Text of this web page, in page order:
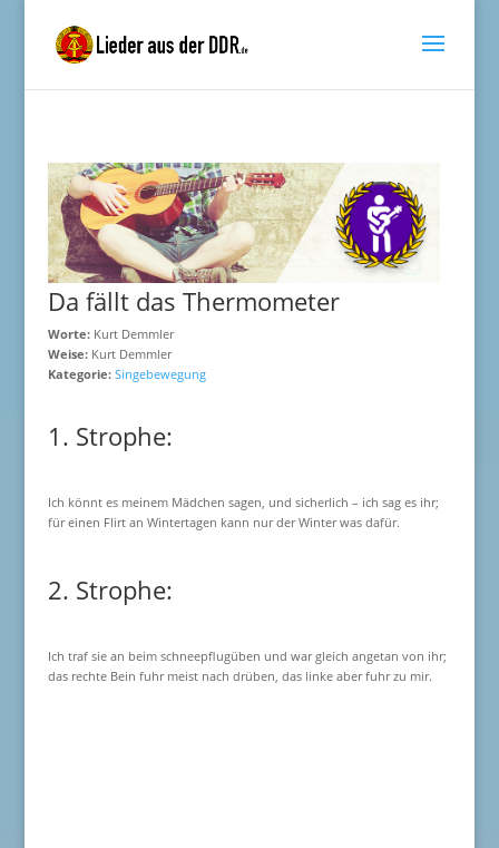
Da fällt das Thermometer
Worte:Kurt Demmler
Weise:Kurt Demmler
Kategorie: Singebewegung
1. Strophe:
Ich könnt es meinem Mädchen sagen, und sicherlich – ich sag es ihr;
für einen Flirt an Wintertagen kann nur der Winter was dafür.
2. Strophe:
Ich traf sie an beim schneepflugüben und war gleich angetan von ihr;
das rechte Bein fuhr meist nach drüben, das linke aber fuhr zu mir.